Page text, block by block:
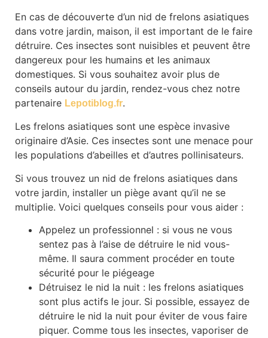
En cas de découverte d’un nid de frelons asiatiques
dans votre jardin, maison, il est important de le faire
détruire. Ces insectes sont nuisibles et peuvent être
dangereux pour les humains et les animaux
domestiques. Si vous souhaitez avoir plus de
conseils autour du jardin, rendez-vous chez notre
partenaire Lepotiblog.fr.
Les frelons asiatiques sont une espèce invasive
originaire d’Asie. Ces insectes sont une menace pour
les populations d’abeilles et d’autres pollinisateurs.
Si vous trouvez un nid de frelons asiatiques dans
votre jardin, installer un piège avant qu’il ne se
multiplie. Voici quelques conseils pour vous aider :
Appelez un professionnel : si vous ne vous
sentez pas à l’aise de détruire le nid vous-
même. Il saura comment procéder en toute
sécurité pour le piégeage
Détruisez le nid la nuit : les frelons asiatiques
sont plus actifs le jour. Si possible, essayez de
détruire le nid la nuit pour éviter de vous faire
piquer. Comme tous les insectes, vaporiser de